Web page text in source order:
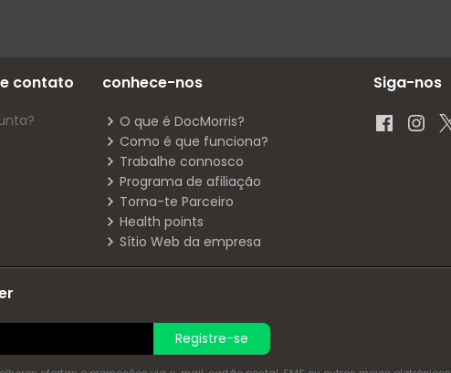
contato conhece-nos
O que é DocMorris?
Como é que funciona?
Trabalhe connosco
Programa de afiliação
Torna-te Parceiro
Health points
Sítio Web da empresa
Siga-nos
Registre-se